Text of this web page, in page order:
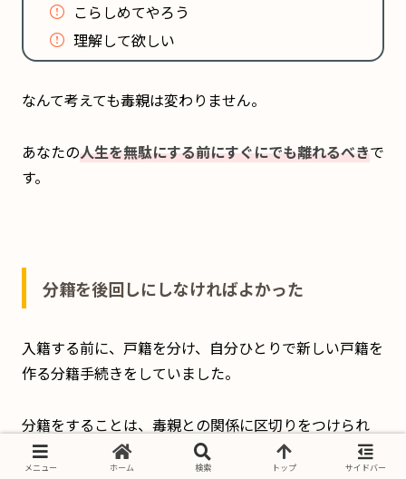
こらしめてやろう
理解して欲しい
なんて考えても毒親は変わりません。
あなたの人生を無駄にする前にすぐにでも離れるべきで
す。
分籍を後回しにしなければよかった
入籍する前に、戸籍を分け、自分ひとりで新しい戸籍を
作る分籍手続きをしていました。
分籍をすることは、毒親との関係に区切りをつけられ
た、とても良い方法でした。
メニュー ホーム 検索 トップ サイドバー